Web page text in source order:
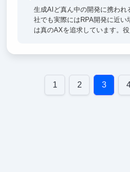
生成AIど真ん中の開発に携われ
社でも実際にはRPA開発に近い
は真のAXを追求しています。
験は、今後のキャリアに大きく
にはCursor、Claude Code、
1 2 3